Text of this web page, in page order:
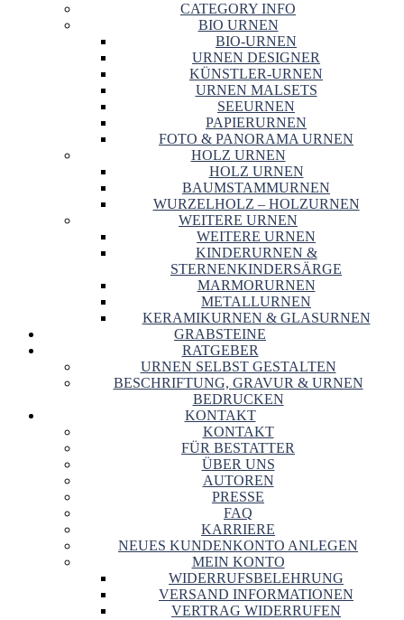
CATEGORY INFO
BIO URNEN
BIO-URNEN
URNEN DESIGNER
KÜNSTLER-URNEN
URNEN MALSETS
SEEURNEN
PAPIERURNEN
FOTO & PANORAMA URNEN
HOLZ URNEN
HOLZ URNEN
BAUMSTAMMURNEN
WURZELHOLZ – HOLZURNEN
WEITERE URNEN
WEITERE URNEN
KINDERURNEN &
STERNENKINDERSÄRGE
MARMORURNEN
METALLURNEN
KERAMIKURNEN & GLASURNEN
GRABSTEINE
RATGEBER
URNEN SELBST GESTALTEN
BESCHRIFTUNG, GRAVUR & URNEN
BEDRUCKEN
KONTAKT
KONTAKT
FÜR BESTATTER
ÜBER UNS
AUTOREN
PRESSE
FAQ
KARRIERE
NEUES KUNDENKONTO ANLEGEN
MEIN KONTO
WIDERRUFSBELEHRUNG
VERSAND INFORMATIONEN
VERTRAG WIDERRUFEN